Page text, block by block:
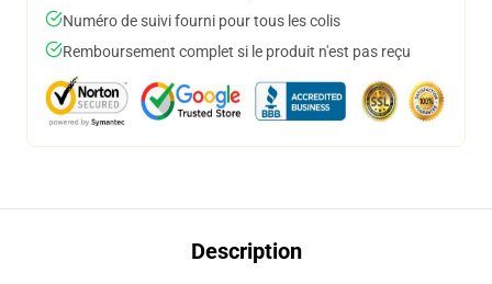
Numéro de suivi fourni pour tous les colis
Remboursement complet si le produit n'est pas reçu
Description